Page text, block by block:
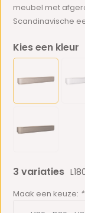
meubel met
Scandinavische
Kies een kleur
3 variaties
Maak een keuze: *